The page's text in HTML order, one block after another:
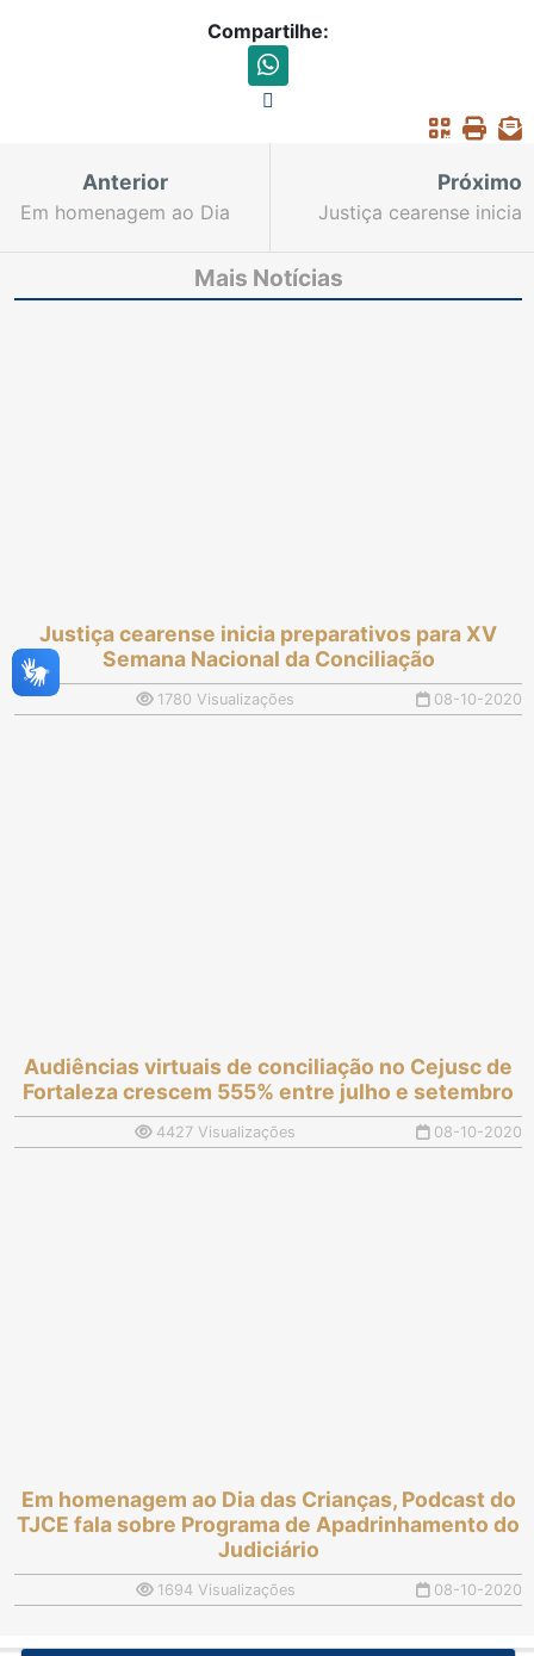
Compartilhe:
Anterior
Em homenagem ao Dia
do TJCE fala sobre
Programa de
Próximo
Justiça cearense inicia
Semana Nacional da
Conciliação
Mais Notícias
Justiça cearense inicia preparativos para XV
Semana Nacional da Conciliação
1780 Visualizações 08-10-2020
Audiências virtuais de conciliação no Cejusc de
Fortaleza crescem 555% entre julho e setembro
4427 Visualizações 08-10-2020
Em homenagem ao Dia das Crianças, Podcast do
TJCE fala sobre Programa de Apadrinhamento do
Judiciário
1694 Visualizações 08-10-2020